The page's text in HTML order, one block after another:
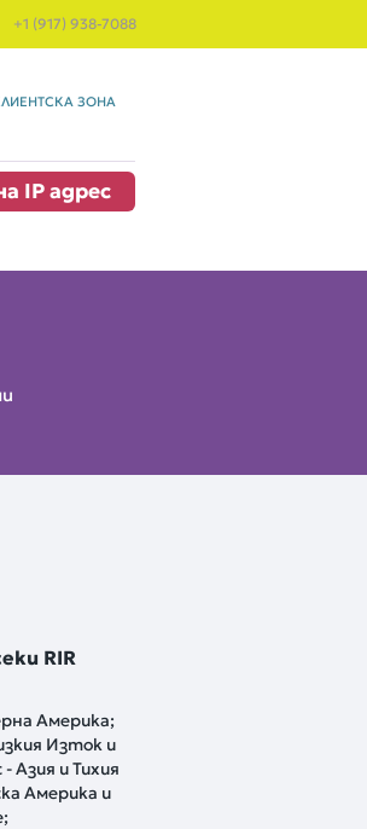
+1 (917) 938-7088
ЗОНА
IP адрес
RIR
Америка;
Изток и
Азия и Тихия
Америка и